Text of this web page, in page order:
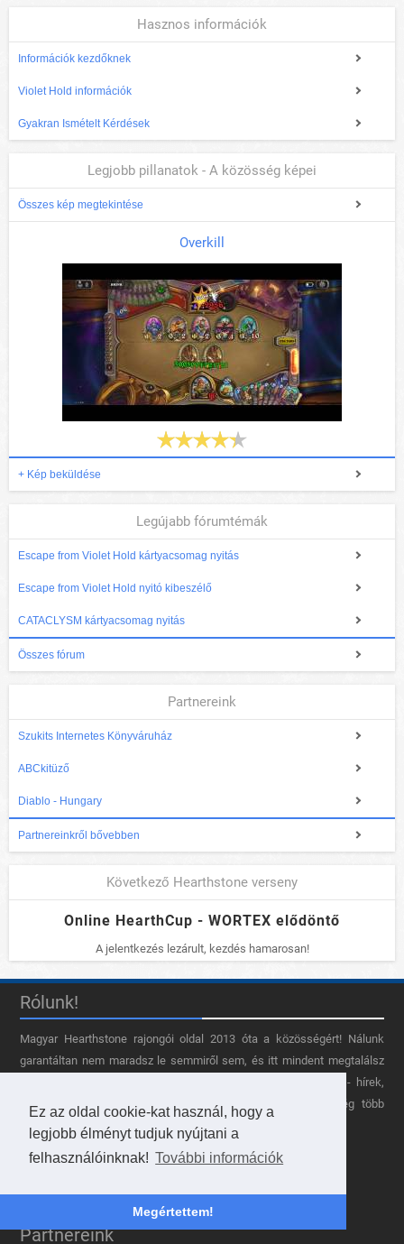
Ez az oldal cookie-kat használ, hogy a
legjobb élményt tudjuk nyújtani a
felhasználóinknak! További információk
Megértettem!
Hasznos információk
Információk kezdőknek
Violet Hold információk
Gyakran Ismételt Kérdések
Legjobb pillanatok - A közösség képei
Összes kép megtekintése
Overkill
+ Kép beküldése
Legújabb fórumtémák
Escape from Violet Hold kártyacsomag nyitás
Escape from Violet Hold nyitó kibeszélő
CATACLYSM kártyacsomag nyitás
Összes fórum
Partnereink
Szukits Internetes Könyváruház
ABCkitüző
Diablo - Hungary
Partnereinkről bővebben
Következő Hearthstone verseny
Online HearthCup - WORTEX elődöntő
A jelentkezés lezárult, kezdés hamarosan!
Rólunk!
Magyar Hearthstone​ rajongói oldal 2013 óta a közösségért! Nálunk
garantáltan nem maradsz le semmiről sem, és itt mindent megtalálsz
erről a gyors-iramú stratégiai kártyajátékról, a Hearthstone-ról - hírek,
pakli készítő, aréna értékek, teljes kártya adatbázis, és még több
funkció regisztráció után!
Partnereink